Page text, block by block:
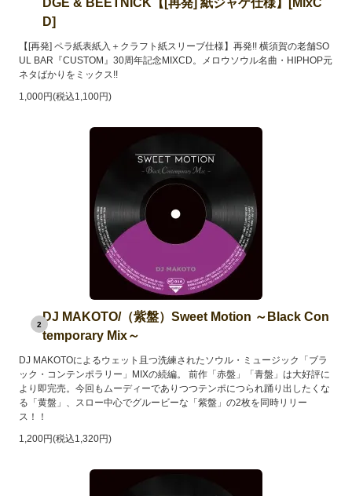
DGE & BEETNICK【[再発] 紙ジャケ仕様】[MixC
D]
【[再発] ペラ紙表紙入＋クラフト紙スリーブ仕様】再発!! 横須賀の老舗SO
UL BAR『CUSTOM』30周年記念MIXCD。メロウソウル名曲・HIPHOP元
ネタばかりをミックス!!
1,000円(税込1,100円)
2
DJ MAKOTO/（紫盤）Sweet Motion ～Black Con
temporary Mix～
DJ MAKOTOによるウェット且つ洗練されたソウル・ミュージック「ブラ
ック・コンテンポラリー」MIXの続編。 前作「赤盤」「青盤」は大好評に
より即完売。今回もムーディーでありつつテンポにつられ踊り出したくな
る「黄盤」、スロー中心でグルービーな「紫盤」の2枚を同時リリー
ス！！
1,200円(税込1,320円)